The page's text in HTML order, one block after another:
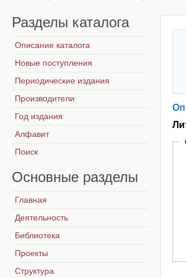
Разделы каталога
Описание каталога
Новые поступления
Периодические издания
Производители
Год издания
Алфавит
Поиск
Основные разделы
Главная
Деятельность
Библиотека
Проекты
Структура